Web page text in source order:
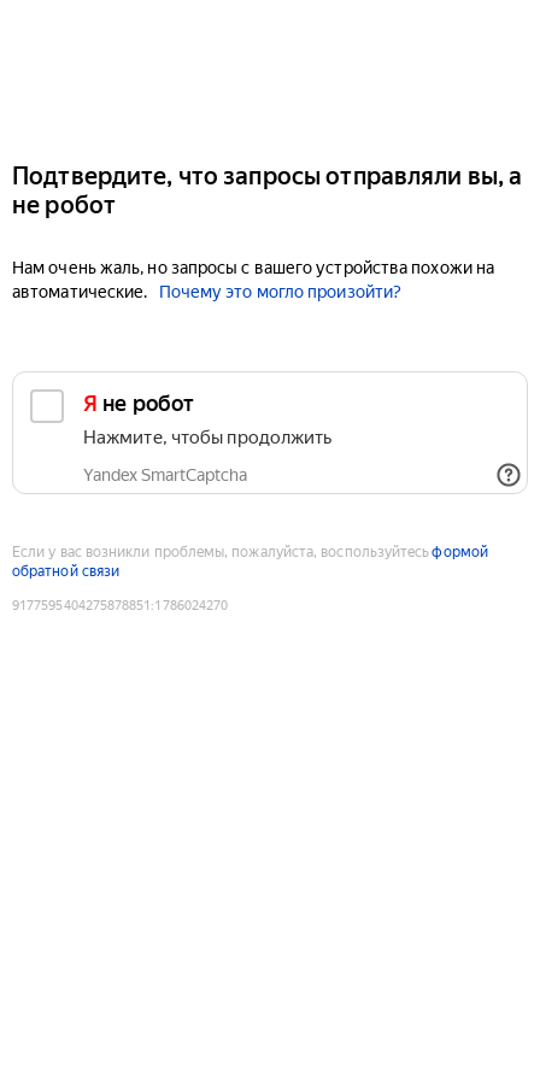
Подтвердите, что запросы отправляли вы, а
не робот
Нам очень жаль, но запросы с вашего устройства похожи на
автоматические.
Почему это могло произойти?
Я не робот
Нажмите, чтобы продолжить
Yandex SmartCaptcha
Если у вас возникли проблемы, пожалуйста, воспользуйтесьформой
обратной связи
9177595404275878851 :1786024270